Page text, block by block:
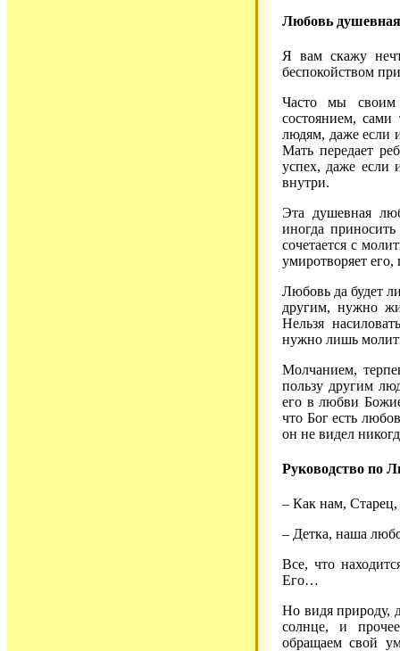
Любовь
Я вам скажу
беспокойством
Часто мы своим
состоянием,
людям, даже если
Мать передает
успех, даже если
внутри.
Эта душевная
иногда
сочетается с
умиротворяет
Любовь да будет
другим, нужно
Нельзя
нужно лишь
Молчанием,
пользу другим
его в любви
что Бог есть
он не видел
Руководство по
– Как нам,
– Детка, наша
Все, что
Его…
Но видя природу,
солнце, и
обращаем свой